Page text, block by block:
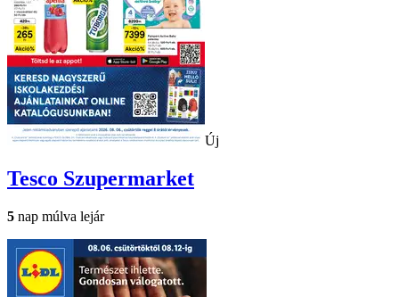
Új
Tesco Szupermarket
5 nap múlva lejár